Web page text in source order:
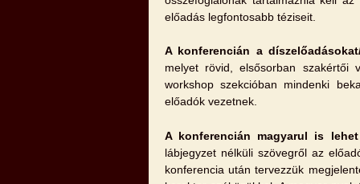
előadás legfontosabb téziseit.
A konferencián a
melyet rövid, elsősorban
workshop szekcióban mindenki
előadók vezetnek.
A konferencián magyarul is
lábjegyzet nélküli szövegről az
konferencia után tervezzük